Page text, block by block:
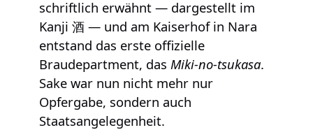
schriftlich erwähnt — dargestellt im
Kanji 酒 — und am Kaiserhof in Nara
entstand das erste offizielle
Braudepartment, das Miki-no-tsukasa.
Sake war nun nicht mehr nur
Opfergabe, sondern auch
Staatsangelegenheit.